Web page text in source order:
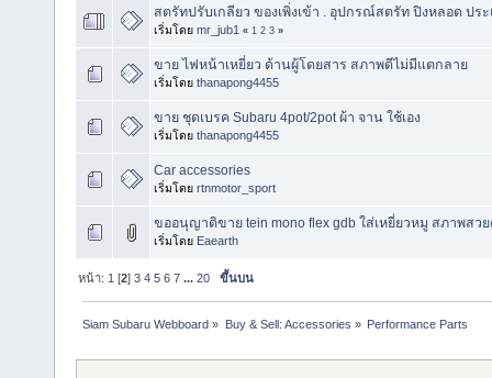
สตรัทปรับเกลียว ของเพิ่งเข้า . อุปกรณ์สตรัท ปิงหลอด ปร
เริ่มโดย mr_jub1 « 1 2 3 »
ขาย ไฟหน้าเหยี่ยว ด้านผู้โดยสาร สภาพดีไม่มีแตกลาย
เริ่มโดย thanapong4455
ขาย ชุดเบรค Subaru 4pot/2pot ผ้า จาน ใช้เอง
เริ่มโดย thanapong4455
Car accessories
เริ่มโดย rtnmotor_sport
ขออนุญาติขาย tein mono flex gdb ใส่เหยี่ยวหมู สภาพสว
เริ่มโดย Eaearth
หน้า: 1 [2]3 4 5 6 7 ...20 ขึ้นบน
Siam Subaru Webboard » Buy & Sell: Accessories » Performance Parts